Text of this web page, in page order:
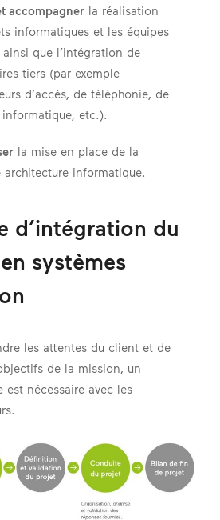
accompagner la réalisation
informatiques et les équipes
ainsi que l’intégration de
tiers (par exemple
d’accès, de téléphonie, de
etc.).
la mise en place de la
architecture informatique.
d’intégration du
systèmes
les attentes du client et de
de la mission, un
est nécessaire avec les